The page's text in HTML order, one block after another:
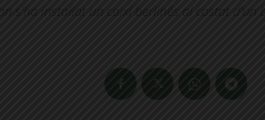
s'ha instal·lat un coixí berlinés al costat